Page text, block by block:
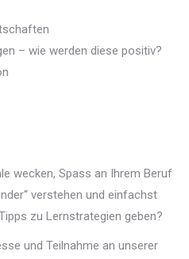
– wie werden diese positiv?
wecken, Spass an Ihrem Beruf
verstehen und einfachst
zu Lernstrategien geben?
und Teilnahme an unserer